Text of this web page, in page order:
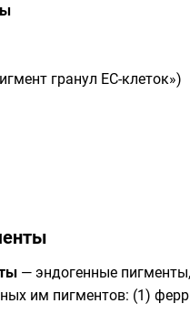
гранул EC-клеток»)
— эндогенные
им пигментов: (1)